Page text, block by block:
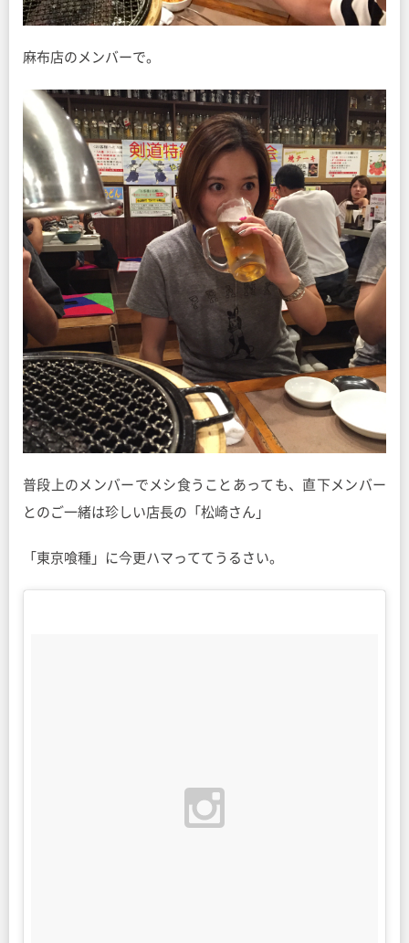
麻布店のメンバーで。
普段上のメンバーでメシ食うことあっても、直下メンバー
とのご一緒は珍しい店長の「松崎さん」
「東京喰種」に今更ハマっててうるさい。